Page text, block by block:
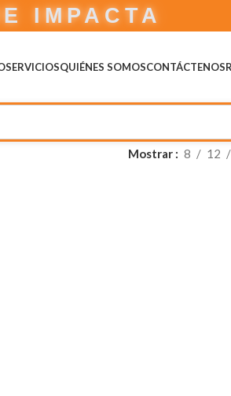
IMPACTA
SERVICIOSQUIÉNES SOMOSCONTÁCTENOS
Mostrar 8 12